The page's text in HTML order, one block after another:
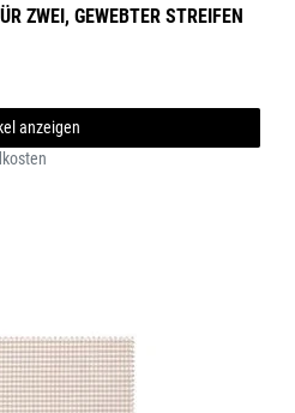
ZWEI, GEWEBTER STREIFEN
anzeigen